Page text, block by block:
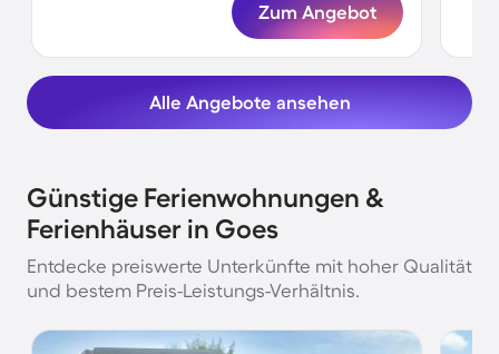
Zum Angebot
Alle Angebote ansehen
Günstige Ferienwohnungen &
Ferienhäuser in Goes
Entdecke preiswerte Unterkünfte mit hoher Qualität
und bestem Preis-Leistungs-Verhältnis.